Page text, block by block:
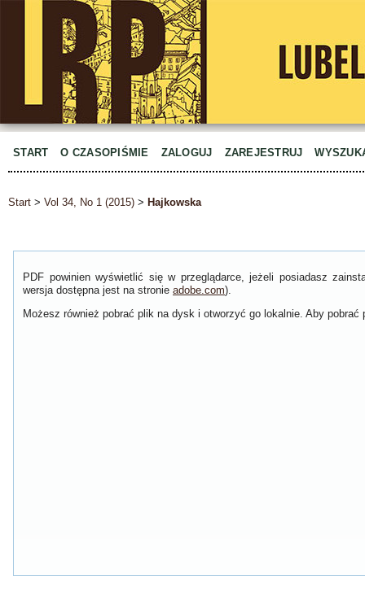
START O CZASOPIŚMIE ZALOGUJ ZAREJESTRUJ
Start > Vol 34, No 1 (2015) > Hajkowska
PDF powinien wyświetlić się w przeglądarce, jeżeli posiadasz
wersja dostępna jest na stronie adobe.com).
Możesz również pobrać plik na dysk i otworzyć go lokalnie. Aby